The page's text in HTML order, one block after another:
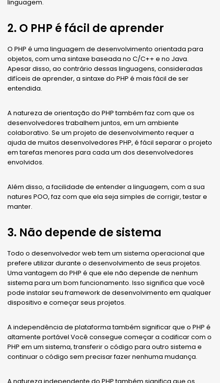
linguagem.
2. O PHP é fácil de aprender
O PHP é uma linguagem de desenvolvimento orientada para
objetos, com uma sintaxe baseada no C/C++ e no Java.
Apesar disso, ao contrário dessas linguagens, consideradas
difíceis de aprender, a sintaxe do PHP é mais fácil de ser
entendida.
A natureza de orientação do PHP também faz com que os
desenvolvedores trabalhem juntos, em um ambiente
colaborativo. Se um projeto de desenvolvimento requer a
ajuda de muitos desenvolvedores PHP, é fácil separar o projeto
em tarefas menores para cada um dos desenvolvedores
envolvidos.
Além disso, a facilidade de entender a linguagem, com a sua
natures POO, faz com que ela seja simples de corrigir, testar e
manter.
3. Não depende de sistema
Todo o desenvolvedor web tem um sistema operacional que
prefere utilizar durante o desenvolvimento de seus projetos.
Uma vantagem do PHP é que ele não depende de nenhum
sistema para um bom funcionamento. Isso significa que você
pode instalar seu framework de desenvolvimento em qualquer
dispositivo e começar seus projetos.
A independência de plataforma também significar que o PHP é
altamente portável Você consegue começar a codificar com o
PHP em um sistema, transferir o código para outro sistema e
continuar o código sem precisar fazer nenhuma mudança.